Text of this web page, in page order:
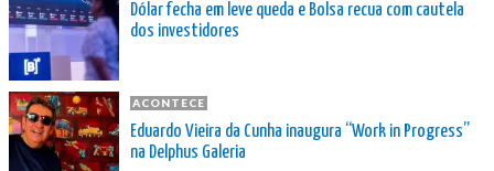
Dólar fecha em leve queda e Bolsa recua com cautela
dos investidores
ACONTECE
Eduardo Vieira da Cunha inaugura “Work in Progress”
na Delphus Galeria